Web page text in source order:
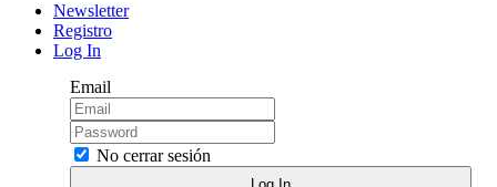
Newsletter
Registro
Log In
Email
No cerrar sesión